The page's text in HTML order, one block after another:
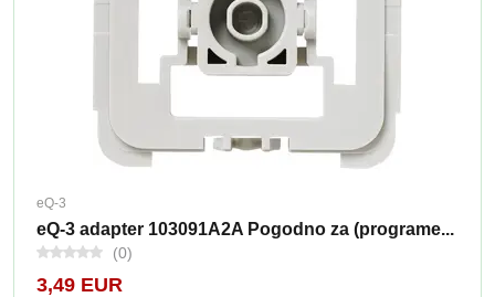
eQ-3
eQ-3 adapter 103091A2A Pogodno za (programe...
(0)
3,49 EUR